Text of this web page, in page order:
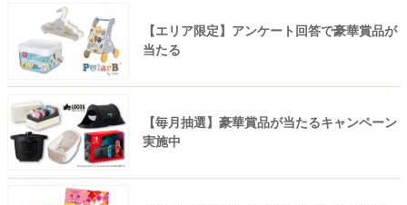
【エリア限定】アンケート回答で豪華賞品が
当たる
【毎月抽選】豪華賞品が当たるキャンペーン
実施中